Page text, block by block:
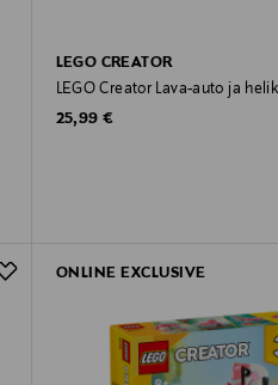
LEGO CREATOR
LEGO Creator Lava-auto ja
Original Price
25,99 €
ONLINE EXCLUSIVE